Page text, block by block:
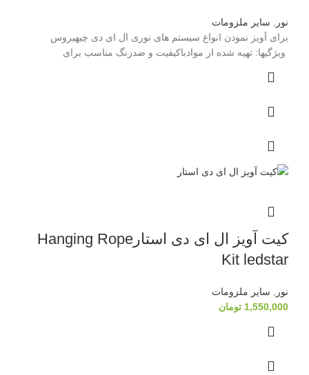
نور
سایر ملزومات
برای آویز نمودن انواع سیستم های نوری ال ای دی چیهیروس
ویژگیها: تهیه شده از موادباکیفیت و ضدزنگ مناسب برای
کیت آویز ال ای دی استارHanging Rope
Kit ledstar
نور , سایر ملزومات
1,550,000 تومان